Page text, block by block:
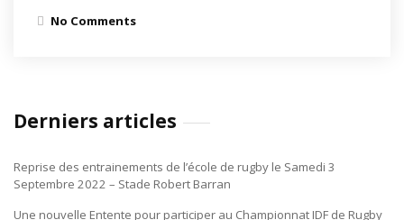
No Comments
Derniers articles
Reprise des entrainements de l’école de rugby le Samedi 3
Septembre 2022 – Stade Robert Barran
Une nouvelle Entente pour participer au Championnat IDF de Rugby